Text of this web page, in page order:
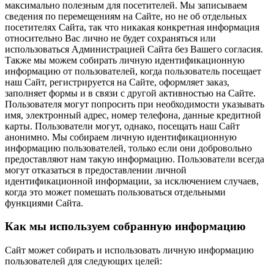
максимально полезным для посетителей. Мы записываем
сведения по перемещениям на Сайте, но не об отдельных
посетителях Сайта, так что никакая конкретная информация
относительно Вас лично не будет сохраняться или
использоваться Администрацией Сайта без Вашего согласия.
Также мы можем собирать личную идентификационную
информацию от пользователей, когда пользователь посещает
наш Сайт, регистрируется на Сайте, оформляет заказ,
заполняет формы и в связи с другой активностью на Сайте.
Пользователя могут попросить при необходимости указывать
имя, электронный адрес, номер телефона, данные кредитной
карты. Пользователи могут, однако, посещать наш Сайт
анонимно. Мы собираем личную идентификационную
информацию пользователей, только если они добровольно
предоставляют нам такую информацию. Пользователи всегда
могут отказаться в предоставлении личной
идентификационной информации, за исключением случаев,
когда это может помешать пользоваться отдельными
функциями Сайта.
Как мы используем собранную информацию
Сайт может собирать и использовать личную информацию
пользователей для следующих целей: